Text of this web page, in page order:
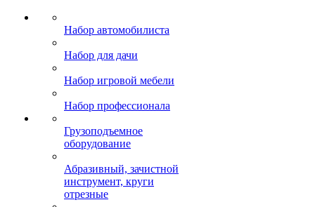
Набор автомобилиста
Набор для дачи
Набор игровой мебели
Набор профессионала
Грузоподъемное
оборудование
Абразивный, зачистной
инструмент, круги
отрезные